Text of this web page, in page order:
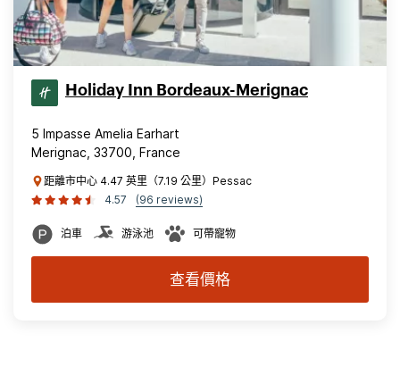
Holiday Inn Bordeaux-Merignac
5 Impasse Amelia Earhart
Merignac, 33700, France
距離市中心 4.47 英里（7.19 公里）Pessac
4.57
(96 reviews)
泊車 游泳池 可帶寵物
查看價格